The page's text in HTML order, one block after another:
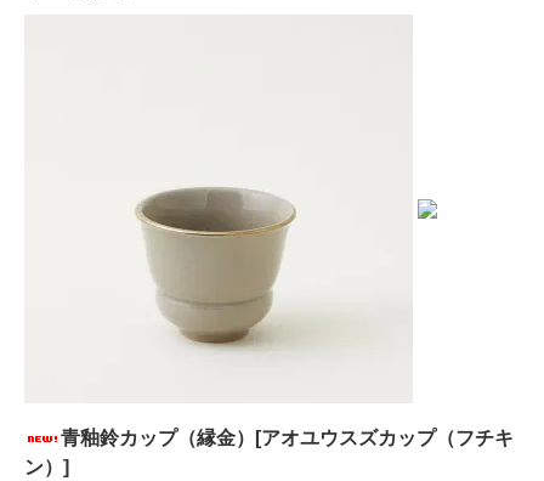
青釉鈴カップ（縁金）[アオユウスズカップ（フチキ
ン）]